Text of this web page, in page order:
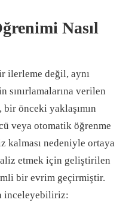
Nasıl
ilerleme değil, aynı
sınırlamalarına verilen
bir önceki yaklaşımın
veya otomatik öğrenme
kalması nedeniyle ortaya
etmek için geliştirilen
bir evrim geçirmiştir.
inceleyebiliriz: